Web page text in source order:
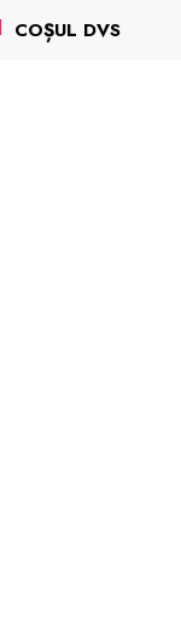
COȘUL DVS